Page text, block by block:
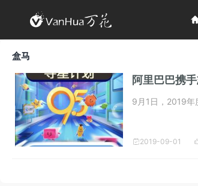

盒马
阿里巴巴携
9月1日，2019年
2019-09-01